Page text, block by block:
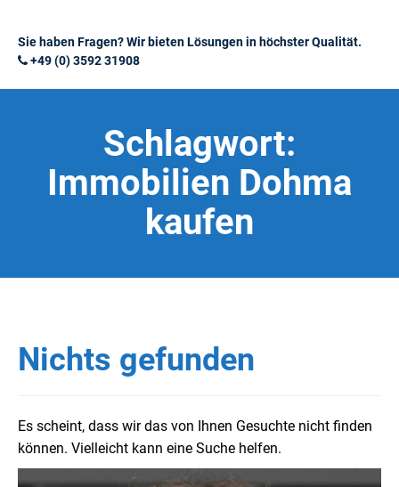
Sie haben Fragen? Wir bieten Lösungen in höchster Qualität.
+49 (0) 3592 31908
Schlagwort:
Immobilien Dohma
kaufen
Nichts gefunden
Es scheint, dass wir das von Ihnen Gesuchte nicht finden
können. Vielleicht kann eine Suche helfen.